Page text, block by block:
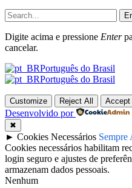
Digite acima e pressione Enter
cancelar.
Português do Brasil
Português do Brasil
Customize Reject All Accept
Desenvolvido por
✖
► Cookies Necessários Sempre
Cookies necessários habilitam
login seguro e ajustes de
armazenam dados pessoais.
Nenhum